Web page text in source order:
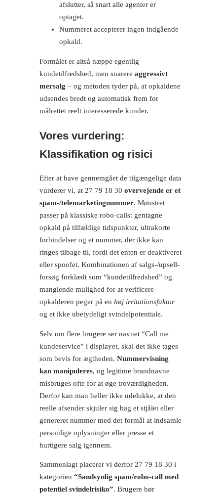
afslutter, så snart alle agenter er
optaget.
Nummeret accepterer ingen indgående
opkald.
Formålet er altså næppe egentlig
kundetilfredshed, men snarere aggressivt
mersalg – og metoden tyder på, at opkaldene
udsendes bredt og automatisk frem for
målrettet reelt interesserede kunder.
Vores vurdering:
Klassifikation og risici
Efter at have gennemgået de tilgængelige data
vurderer vi, at 27 79 18 30 overvejende er et
spam-/telemarketingnummer. Mønstret
passer på klassiske robo-calls: gentagne
opkald på tilfældige tidspunkter, ultrakorte
forbindelser og et nummer, der ikke kan
ringes tilbage til, fordi det enten er deaktiveret
eller spoofet. Kombinationen af salgs-/upsell-
forsøg forklædt som “kundetilfredshed” og
manglende mulighed for at verificere
opkalderen peger på en høj irritationsfaktor
og et ikke ubetydeligt svindelpotentiale.
Selv om flere brugere ser navnet “Call me
kundeservice” i displayet, skal det ikke tages
som bevis for ægtheden. Nummervisning
kan manipuleres, og legitime brandnavne
misbruges ofte for at øge troværdigheden.
Derfor kan man heller ikke udelukke, at den
reelle afsender skjuler sig bag et stjålet eller
genereret nummer med det formål at indsamle
personlige oplysninger eller presse et
hurtigere salg igennem.
Sammenlagt placerer vi derfor 27 79 18 30 i
kategorien “Sandsynlig spam/robo-call med
potentiel svindelrisiko”. Brugere bør